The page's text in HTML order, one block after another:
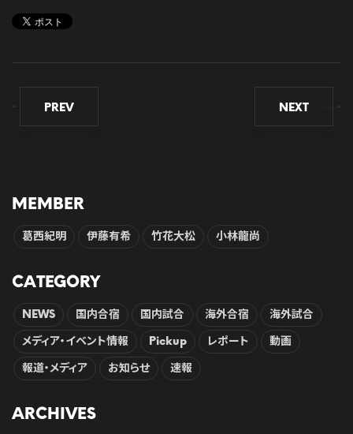
PREV NEXT
MEMBER
葛西紀明 伊藤有希 竹花大松 小林龍尚
CATEGORY
NEWS 国内合宿 国内試合 海外合宿 海外試合
メディア・イベント情報 Pickup レポート 動画
報道・メディア お知らせ 速報
ARCHIVES